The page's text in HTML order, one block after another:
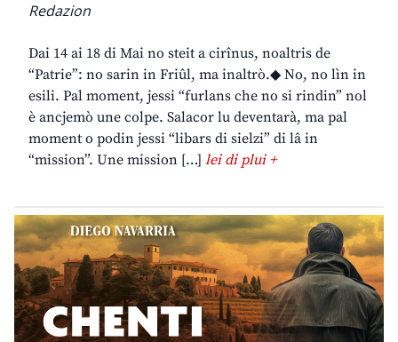
Redazion
Dai 14 ai 18 di Mai no steit a cirînus, noaltris de
“Patrie”: no sarin in Friûl, ma inaltrò.◆ No, no lìn in
esili. Pal moment, jessi “furlans che no si rindin” nol
è ancjemò une colpe. Salacor lu deventarà, ma pal
moment o podin jessi “libars di sielzi” di lâ in
“mission”. Une mission […] lei di plui +